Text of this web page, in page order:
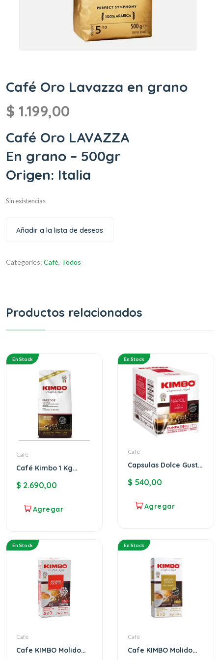
Café Oro Lavazza en grano
$ 1.199,00
Café Oro LAVAZZA
En grano – 500gr
Origen: Italia
Sin existencias
Añadir a la lista de deseos
Categories: Café, Todos
Productos relacionados
En Stock
Café
Café Kimbo 1 Kg
$ 2.690,00
En Stock
Café
Capsulas Dolce Gusto
$ 540,00
En Stock
Café
Cafe KIMBO Molido
En Stock
Café
Cafe KIMBO Molido